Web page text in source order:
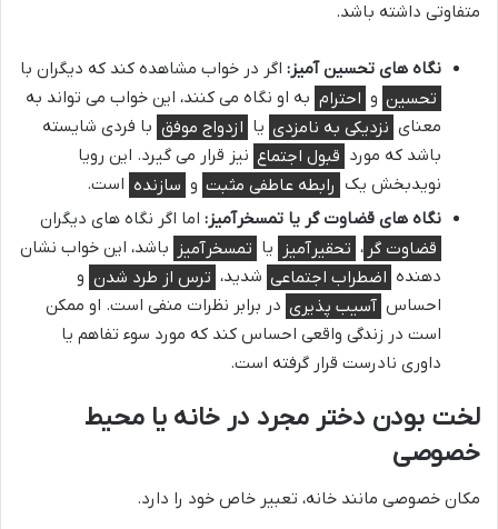
متفاوتی داشته باشد.
نگاه های تحسین آمیز: اگر در خواب مشاهده کند که دیگران با
تحسین و احترام به او نگاه می کنند، این خواب می تواند به
معنای نزدیکی به نامزدی یا ازدواج موفق با فردی شایسته
باشد که مورد قبول اجتماع نیز قرار می گیرد. این رویا
نویدبخش یک رابطه عاطفی مثبت و سازنده است.
نگاه های قضاوت گر یا تمسخرآمیز: اما اگر نگاه های دیگران
قضاوت گر ، تحقیرآمیز یا تمسخرآمیز باشد، این خواب نشان
دهنده اضطراب اجتماعی شدید، ترس از طرد شدن و
احساس آسیب پذیری در برابر نظرات منفی است. او ممکن
است در زندگی واقعی احساس کند که مورد سوء تفاهم یا
داوری نادرست قرار گرفته است.
لخت بودن دختر مجرد در خانه یا محیط
خصوصی
مکان خصوصی مانند خانه، تعبیر خاص خود را دارد.